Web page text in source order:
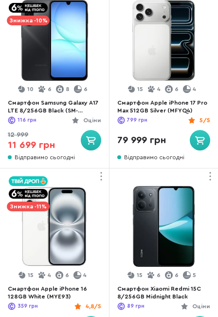
Знижка -10%
10 6 8 6
Смартфон Samsung Galaxy A17
LTE 8/256GB Black (SM-
A175FZKEEUC)
Оціни
116 грн
12 999
11 699 грн
Відправимо сьогодні
15 4 6 4
Смартфон Apple iPhone 17 Pro
Max 512GB Silver (MFYQ4)
5/5
799 грн
79 999 грн
Відправимо сьогодні
Знижка -11%
15 4 6 4
Смартфон Apple iPhone 16
128GB White (MYE93)
4,8/5
359 грн
15 6 6 5
Смартфон Xiaomi Redmi 15C
8/256GB Midnight Black
Оціни
89 грн